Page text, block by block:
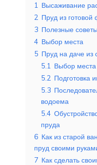
1 Высаживание
2 Пруд из
3 Полезные советы
4 Выбор места
5 Пруд на даче из
5.1 Выбор места
5.2 Подготовка
5.3
водоема
5.4
пруда
6 Как из старой
пруд своими
7 Как сделать